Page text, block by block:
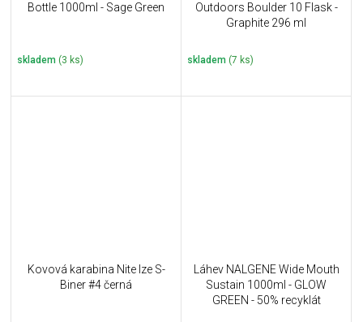
Bottle 1000ml - Sage Green
skladem (3 ks)
Outdoors Boulder 10 Flask -
Graphite 296 ml
skladem (7 ks)
Kovová karabina Nite Ize S-
Biner #4 černá
Láhev NALGENE Wide Mouth
Sustain 1000ml - GLOW
GREEN - 50% recyklát